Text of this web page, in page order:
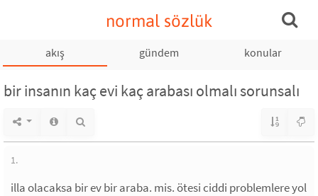
normal sözlük
akış gündem konular
bir insanın kaç evi kaç arabası olmalı sorunsalı
1.
illa olacaksa bir ev bir araba. mis. ötesi ciddi problemlere yol